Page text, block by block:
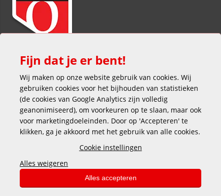
Veilig en gemakkelijk betalen
Fijn dat je er bent!
Wij maken op onze website gebruik van cookies. Wij
gebruiken cookies voor het bijhouden van statistieken
(de cookies van Google Analytics zijn volledig
geanonimiseerd), om voorkeuren op te slaan, maar ook
voor marketingdoeleinden. Door op 'Accepteren' te
klikken, ga je akkoord met het gebruik van alle cookies.
Cookie instellingen
Alles weigeren
Alles accepteren